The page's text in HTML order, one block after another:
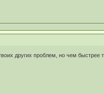
других проблем, но чем